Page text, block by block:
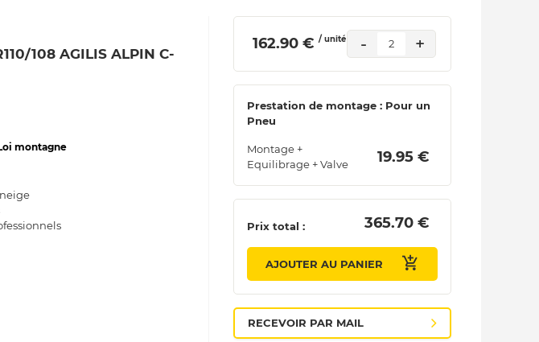
108 AGILIS ALPIN C-
montagne
162.90 € / unité - 2 +
Prestation de montage : Pour un
Pneu
Montage +
Equilibrage + Valve
19.95 €
Prix total : 365.70 €
AJOUTER AU PANIER
RECEVOIR PAR MAIL